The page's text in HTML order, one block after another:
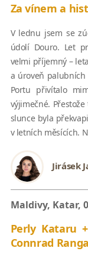
Za vínem a
V lednu jsem se
údolí Douro. Let
velmi příjemný –
a úroveň
Portu přivítalo
výjimečné.
slunce byla
v letních měsících.
Jirásek
Maldivy, Katar,
Perly Kataru
Connrad